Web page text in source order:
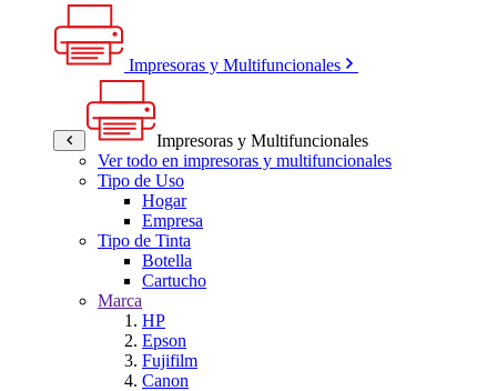
Impresoras y Multifuncionales
Impresoras y Multifuncionales
Ver todo en impresoras y multifuncionales
Tipo de Uso
Hogar
Empresa
Tipo de Tinta
Botella
Cartucho
Marca
HP
Epson
Fujifilm
Canon